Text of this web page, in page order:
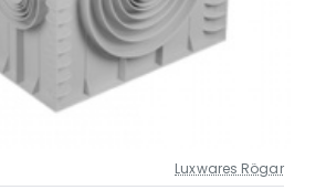
Güncel Fiyat
Luxwares Rögar